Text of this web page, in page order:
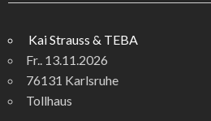
Kai Strauss & TEBA
Fr.. 13.11.2026
76131 Karlsruhe
Tollhaus